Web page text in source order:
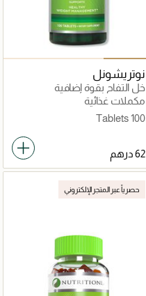
نوتريشونل
خل التفاح بقوة إضافية
مكملات غذائية
100 Tablets
حصرياً عبر المتجر الإلكتروني